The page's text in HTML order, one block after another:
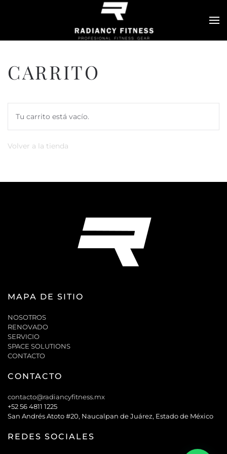
CARRITO
Tu carrito está vacío.
Volver a la tienda
MAPA DE SITIO
NOSOTROS
RENOVADO
SERVICIO
SPACE SOLUTIONS
CONTACTO
CONTACTO
contacto@radiancyfitness.mx
+52 56 4811 1225
San Andrés Atoto #20, Naucalpan de Juárez, Estado de México
REDES SOCIALES